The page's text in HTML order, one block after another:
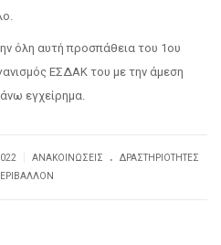
όλη αυτή προσπάθεια του 1ου
ΕΣΔΑΚ του με την άμεση
εγχείρημα.
ΑΝΑΚΟΙΝΏΣΕΙΣ . ΔΡΑΣΤΗΡΙΌΤΗΤΕΣ